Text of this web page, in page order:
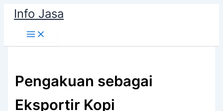
Skip
content
Info Jasa
Pengakuan sebagai
Eksportir Kopi